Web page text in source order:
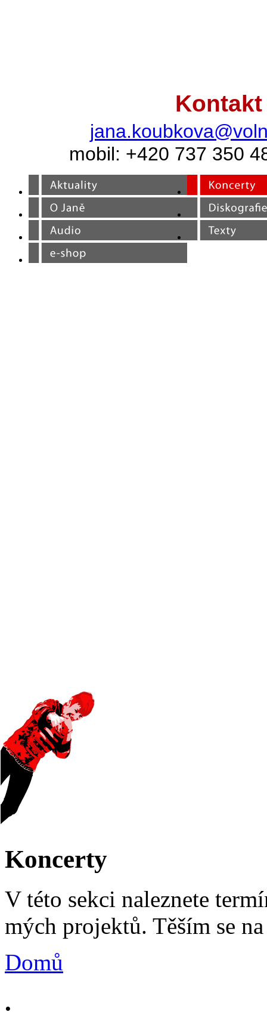
Kontakt
mobil: +420 737 350
Koncerty
V této sekci naleznete
mých projektů. Těším se
Domů
.